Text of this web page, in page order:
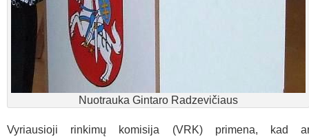
Nuotrauka Gintaro Radzevičiaus
Vyriausioji rinkimų komisija (VRK) primena, kad